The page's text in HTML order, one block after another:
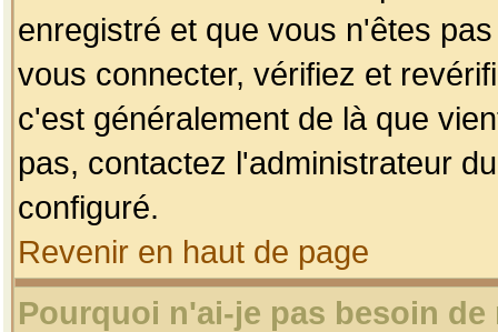
enregistré et que vous n'êtes
vous connecter, vérifiez et
c'est généralement de là que
pas, contactez l'administrateur
configuré.
Revenir en haut de page
Pourquoi n'ai-je pas besoin